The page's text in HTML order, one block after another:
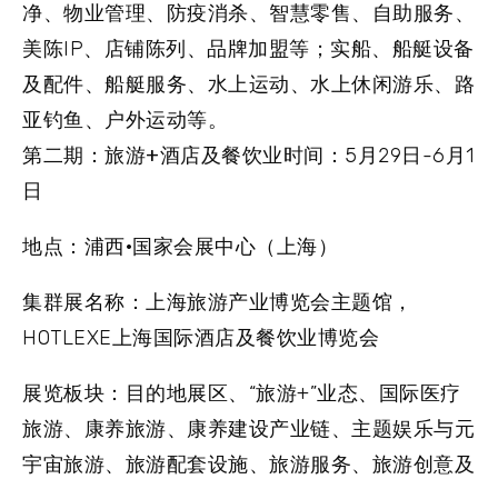
净、物业管理、防疫消杀、智慧零售、自助服务、
美陈IP、店铺陈列、品牌加盟等；实船、船艇设备
及配件、船艇服务、水上运动、水上休闲游乐、路
亚钓鱼、户外运动等。
第二期：旅游+酒店及餐饮业时间： 5月29日-6月1
日
地点： 浦西·国家会展中心（上海）
集群展名称： 上海旅游产业博览会主题馆，
HOTLEXE上海国际酒店及餐饮业博览会
展览板块： 目的地展区、“旅游+”业态、国际医疗
旅游、康养旅游、康养建设产业链、主题娱乐与元
宇宙旅游、旅游配套设施、旅游服务、旅游创意及